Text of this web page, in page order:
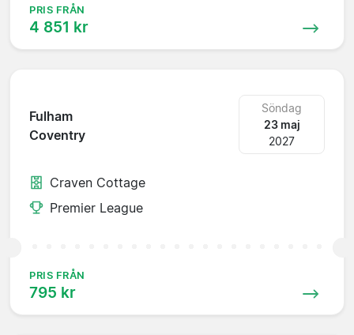
PRIS FRÅN
4 851 kr
Fulham
Coventry
Söndag
23 maj
2027
Craven Cottage
Premier League
PRIS FRÅN
795 kr